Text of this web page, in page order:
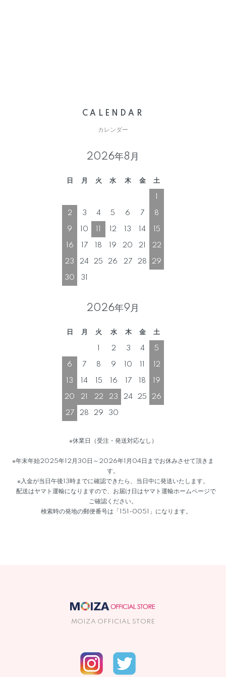
CALENDAR
カレンダー
2026年8月
日 月 火 水 木 金 土
2 3 4 5 6 7 8
9 10 12 13 14 15
16 17 18 19 20 21 22
23 24 25 26 27 28 29
30 31
2026年9月
日 月 火 水 木 金 土
2 3 4 5
6 7 8 9 10 12
13 14 15 16 17 18 19
20 21 22 23 24 25 26
27 28 29 30
※休業日（受注・発送対応なし）
※年末年始2025年12月30日～2026年1月04日までお休みさせて頂きま
す。
※入金が当日午後13時までに確認できたら、当日中に発送いたします。
配送はヤマト運輸になりますので、お届け日はヤマト運輸ホームページで
ご確認ください。
検索時の発地の郵便番号は「151-0051」になります。
MOIZA OFFICIAL STORE